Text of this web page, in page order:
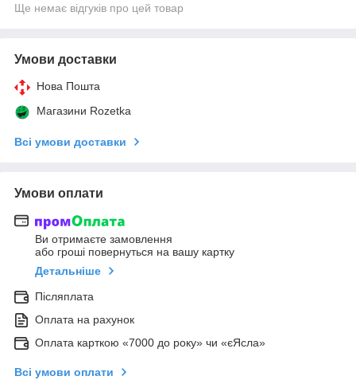
Ще немає відгуків про цей товар
Умови доставки
Нова Пошта
Магазини Rozetka
Всі умови доставки
Умови оплати
Ви отримаєте замовлення
або гроші повернуться на вашу картку
Детальніше
Післяплата
Оплата на рахунок
Оплата карткою «7000 до року» чи «єЯсла»
Всі умови оплати